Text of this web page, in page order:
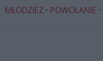
MŁODZIEŻ
POWOŁANIE